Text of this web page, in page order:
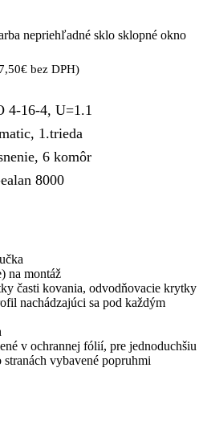
nepriehľadné sklo sklopné okno
€ bez DPH)
4-16-4, U=1.1
1.trieda
6 komôr
8000
na montáž
časti kovania, odvodňovacie krytky
nachádzajúci sa pod každým
v ochrannej fólií, pre jednoduchšiu
vybavené popruhmi